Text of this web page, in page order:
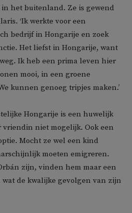
het buitenland. Ze is gewend
‘Ik werkte voor een
bedrijf in Hongarije en zoek
Het liefst in Hongarije, want
Ik heb een prima leven hier
mooi, in een groene
kunnen genoeg tripjes maken.’
Hongarije is een huwelijk
niet mogelijk. Ook een
Mocht ze wel een kind
moeten emigreren.
zijn, vinden hem maar een
de kwalijke gevolgen van zijn